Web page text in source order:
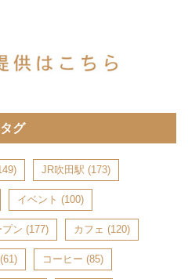
タグ
JR吹田駅 (173)
イベント (100)
プン (177) カフェ (120)
(61) コーヒー (85)